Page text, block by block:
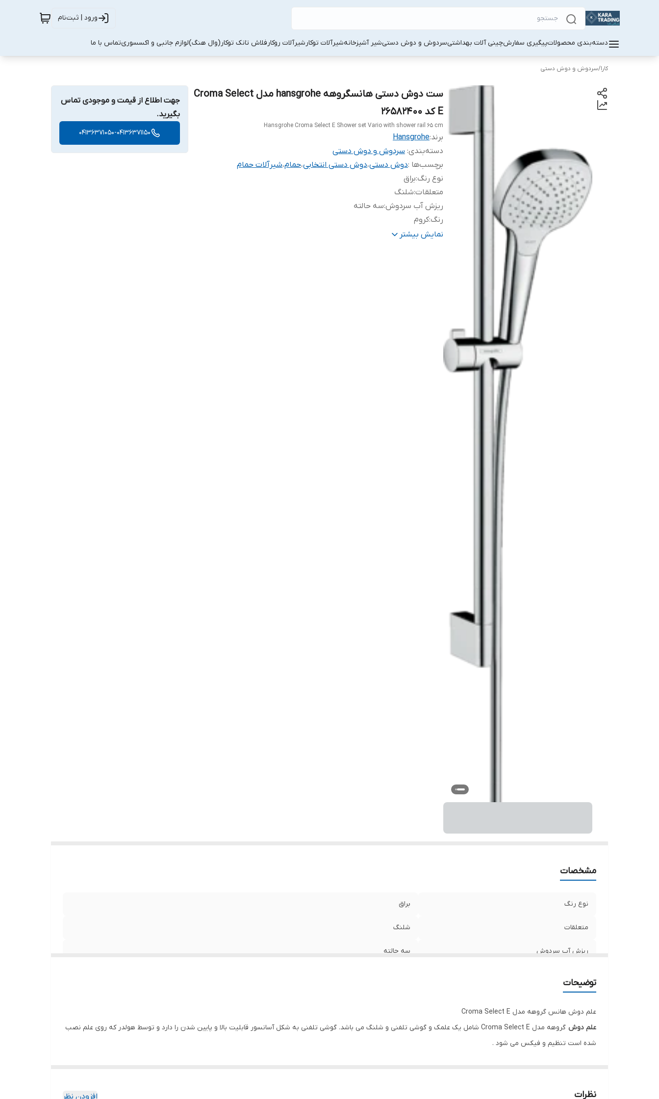
ورود | ثبت‌نام
دسته‌بندی محصولاتپیگیری سفارشچینی آلات بهداشتیسردوش و دوش دستیشیر آشپزخانهشیرآلات توکارشیرآلات روکارفلاش تانک توکار(وال هنگ)لوازم جانبی و اکسسوریتماس با ما
کارا/سردوش و دوش دستی
ست دوش دستی هانسگروهه hansgrohe مدل Croma Select
E کد 26582400
Hansgrohe Croma Select E Shower set Vario with shower rail 65 cm
برند:Hansgrohe
دسته‌بندی: سردوش و دوش دستی
برچسب‌ها :دوش دستی،دوش دستی انتخابی،حمام،شیرآلات حمام
نوع رنگ:براق
متعلقات:شلنگ
ریزش آب سردوش:سه حالته
رنگ:کروم
برند:هانس گروهه
نمایش بیشتر
جهت اطلاع از قیمت و موجودی تماس
بگیرید.
04136371050-04136371150
مشخصات
نوع رنگ براق
متعلقات شلنگ
ریزش آب سردوش سه حالته
توضیحات
علم دوش هانس گروهه مدل Croma Select E
علم دوش
گروهه مدل Croma Select E شامل یک علمک و گوشی تلفنی و شلنگ می باشد. گوشی تلفنی به شکل آسانسور قابلیت بالا و پایین شدن را دارد و توسط هولدر که روی علم نصب
شده است تنظیم و فیکس می شود .
حالت بارانی
نظرات افزودن نظر